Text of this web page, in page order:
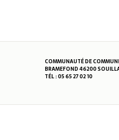
COMMUNAUTÉ DE
BRAMEFOND 46200
TÉL : 05 65 27 02 10